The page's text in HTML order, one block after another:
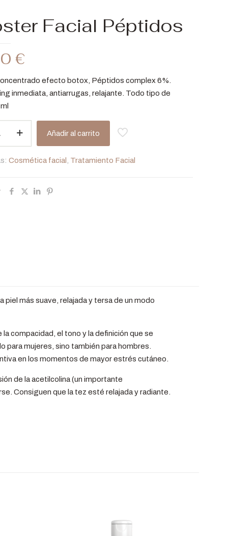
Facial Péptidos
€
efecto botox, Péptidos complex 6%.
inmediata, antiarrugas, relajante. Todo tipo de
Añadir al carrito
Cosmética facial Tratamiento Facial
piel más suave, relajada y tersa de un modo
compacidad, el tono y la definición que se
para mujeres, sino también para hombres.
en los momentos de mayor estrés cutáneo.
de la acetilcolina (un importante
Consiguen que la tez esté relajada y radiante.